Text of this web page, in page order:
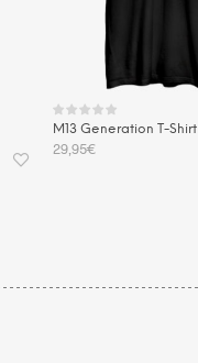
M13 Generation T-Shirt
29,95€